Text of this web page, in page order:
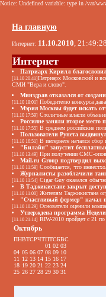
Notice: Undefined variable: type in /var/
На главную
Интернет: 11.10.2010, 21:49:28
Интернет
Патриарх Кирилл
[11.10 20:41]Патриарх Московский и
СМИ "Вера и слово".
Минздрав отказался от
[11.10 18:01] Победителю конкурса
Мэрия Москвы будет искать
[11.10 17:59] Столичные власти
Россияне заняли второе место
[11.10 17:55] В среднем российские
Пользователи Рунета
[11.10 16:51] В интернете начался
"Билайн" запустит
[11.10 13:49] При получении СМС-
Mail.ru Group подтвердил
[11.10 11:58] Сообщается, что
Журналисты разоблачили
[11.10 11:54] Cigar Guy оказался
В Таджикистане закрыт
[11.10 11:00] Жителям Таджикистана
"Счастливый фермер" начал
[11.10 10:29] Основатели оценили
Утверждена программа Недели
[11.10 21:14] RIW-2010 пройдет с 21
Октябрь
ПНВТСРЧТПТСБВС
01 02 03
04 05 06 07 08 09 10
11 12 13 14 15 16 17
18 19 20 21 22 23 24
25 26 27 28 29 30 31